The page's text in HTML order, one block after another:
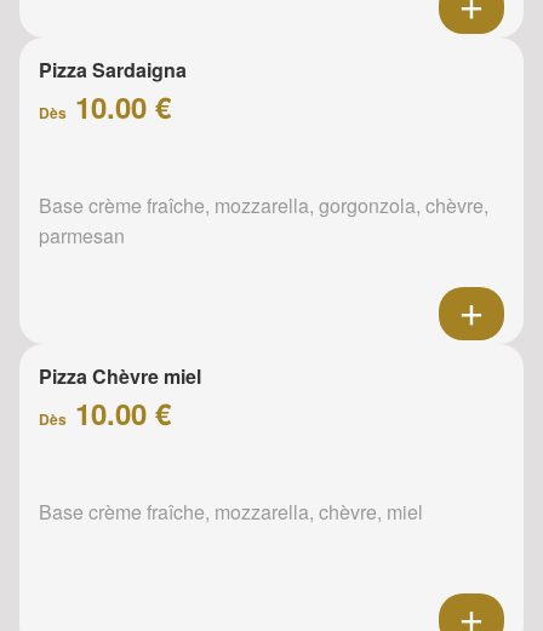
Pizza Sardaigna
Dès 10.00 €
Base crème fraîche, mozzarella, gorgonzola, chèvre,
parmesan
Pizza Chèvre miel
Dès 10.00 €
Base crème fraîche, mozzarella, chèvre, miel